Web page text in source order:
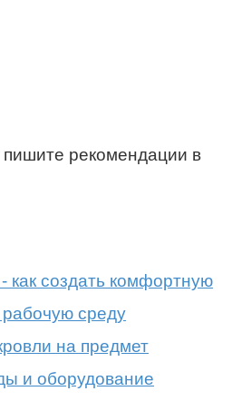
рекомендации в
как создать комфортную
среду
на предмет
и оборудование